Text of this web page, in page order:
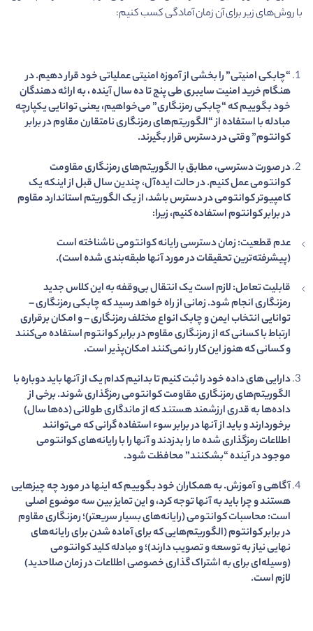
با روش‌های زیر برای آن زمان آمادگی کسب کنیم:
“چابکی امنیتی” را بخشی از آموزه امنیتی عملیاتی خود قرار دهیم. در
هنگام خرید امنیت سایبری طی پنج تا ده سال آینده ، به ارائه دهندگان
خود بگوییم که “چابکی رمزنگاری” می‌خواهیم، یعنی توانایی یکپارچه
مبادله با استفاده از “الگوریتم‌های رمزنگاری نامتقارن مقاوم در برابر
کوانتوم” وقتی در دسترس قرار بگیرند.
در صورت دسترسی، مطابق با الگوریتم‌های رمزنگاری مقاومت
کوانتومی عمل کنیم. در حالت ایده‌آل، چندین سال قبل از اینکه یک
کامپیوتر کوانتومی در دسترس باشد، از یک الگوریتم استاندارد مقاوم
در برابر کوانتوم استفاده کنیم، زیرا:
عدم قطعیت: زمان دسترسی رایانه کوانتومی ناشناخته است
(پیشرفته‌ترین تحقیقات در مورد آنها طبقه‌بندی شده است).
قابلیت تعامل: لازم است یک انتقال بی‌وقفه به این کلاس جدید
رمزنگاری انجام شود. زمانی از راه خواهد رسید که چابکی رمزنگاری –
توانایی انتخاب ایمن و چابک انواع مختلف رمزنگاری – و امکان برقراری
ارتباط با کسانی که از رمزنگاری مقاوم در برابر کوانتوم استفاده می‌کنند
و کسانی که هنوز این کار را نمی‌کنند امکان‌پذیر است.
دارایی های داده خود را ثبت کنیم تا بدانیم کدام یک از آنها باید دوباره با
الگوریتم‌های رمزنگاری مقاومت کوانتومی رمزگذاری شوند. برخی از
داده‌ها به قدری ارزشمند هستند که از ماندگاری طولانی (ده‌ها سال)
برخوردارند و باید از آنها در برابر سوء استفاده گرانی که می‌توانند
اطلاعات رمزگذاری شده ما را بدزدند و آنها را با رایانه‌های کوانتومی
موجود در آینده “بشکنند” محافظت شود.
آگاهی و آموزش. به همکاران خود بگوییم که اینها در مورد چه چیزهایی
هستند و چرا باید به آنها توجه کرد، و این تمایز بین سه موضوع اصلی
است: محاسبات کوانتومی (رایانه‌های بسیار سریعتر)؛ رمزنگاری مقاوم
در برابر کوانتوم (الگوریتم‌هایی که برای آماده شدن برای رایانه‌های
نهایی نیاز به توسعه و تصویب دارند)؛ و مبادله کلید کوانتومی
(وسیله‌ای برای به اشتراک گذاری خصوصی اطلاعات در زمان صلاحدید)
لازم است.